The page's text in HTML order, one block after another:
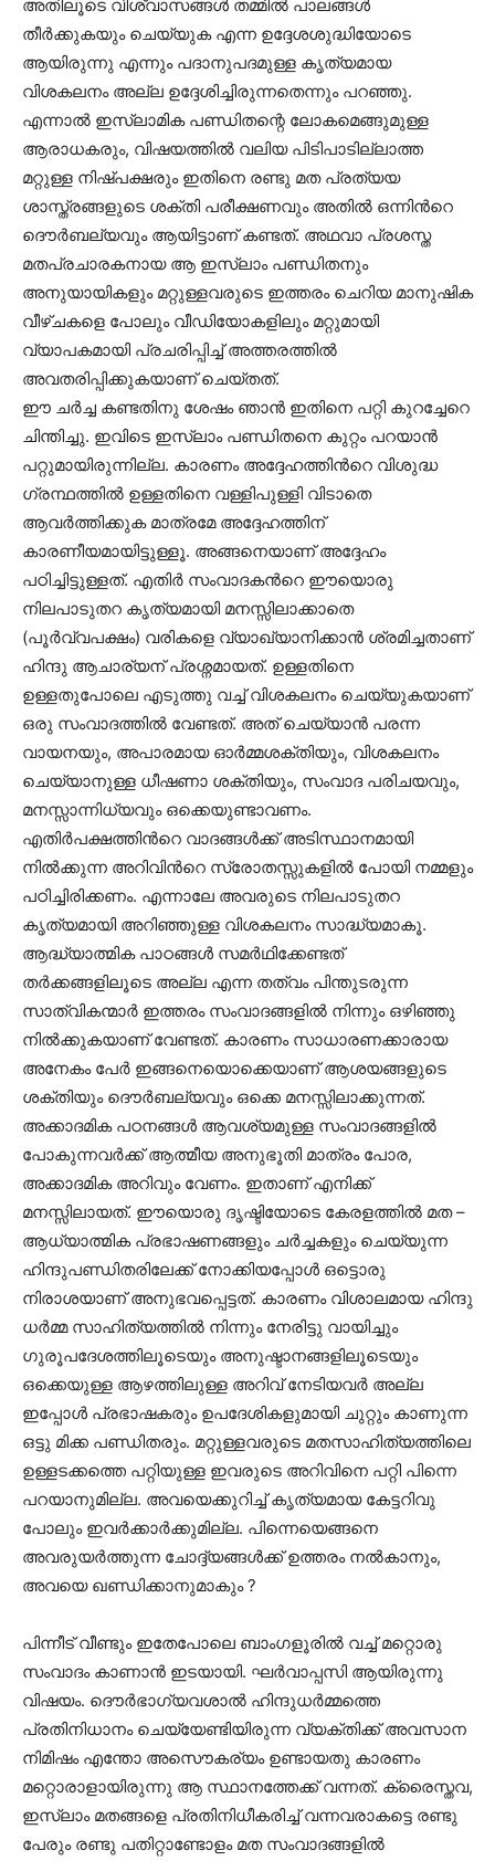
അതിലൂടെ വിശ്വാസങ്ങള്‍ തമ്മില്‍ പാലങ്ങള്‍
തീര്‍ക്കുകയും ചെയ്യുക എന്ന ഉദ്ദേശശുദ്ധിയോടെ
ആയിരുന്നു എന്നും പദാനുപദമുള്ള കൃത്യമായ
വിശകലനം അല്ല ഉദ്ദേശിച്ചിരുന്നതെന്നും പറഞ്ഞു.
എന്നാല്‍ ഇസ്ലാമിക പണ്ഡിതന്റെ ലോകമെങ്ങുമുള്ള
ആരാധകരും, വിഷയത്തില്‍ വലിയ പിടിപാടില്ലാത്ത
മറ്റുള്ള നിഷ്പക്ഷരും ഇതിനെ രണ്ടു മത പ്രത്യയ
ശാസ്ത്രങ്ങളുടെ ശക്തി പരീക്ഷണവും അതില്‍ ഒന്നിന്‍റെ
ദൌര്‍ബല്യവും ആയിട്ടാണ് കണ്ടത്. അഥവാ പ്രശസ്ത
മതപ്രചാരകനായ ആ ഇസ്ലാം പണ്ഡിതനും
അനുയായികളും മറ്റുള്ളവരുടെ ഇത്തരം ചെറിയ മാനുഷിക
വീഴ്ചകളെ പോലും വീഡിയോകളിലും മറ്റുമായി
വ്യാപകമായി പ്രചരിപ്പിച്ച് അത്തരത്തില്‍
അവതരിപ്പിക്കുകയാണ് ചെയ്തത്.
ഈ ചര്‍ച്ച കണ്ടതിനു ശേഷം ഞാന്‍ ഇതിനെ പറ്റി കുറച്ചേറെ
ചിന്തിച്ചു. ഇവിടെ ഇസ്ലാം പണ്ഡിതനെ കുറ്റം പറയാന്‍
പറ്റുമായിരുന്നില്ല. കാരണം അദ്ദേഹത്തിന്‍റെ വിശുദ്ധ
ഗ്രന്ഥത്തില്‍ ഉള്ളതിനെ വള്ളിപുള്ളി വിടാതെ
ആവര്‍ത്തിക്കുക മാത്രമേ അദ്ദേഹത്തിന്
കാരണീയമായിട്ടുള്ളൂ. അങ്ങനെയാണ് അദ്ദേഹം
പഠിച്ചിട്ടുള്ളത്. എതിര്‍ സംവാദകന്‍റെ ഈയൊരു
നിലപാടുതറ കൃത്യമായി മനസ്സിലാക്കാതെ
(പൂര്‍വ്വപക്ഷം) വരികളെ വ്യാഖ്യാനിക്കാന്‍ ശ്രമിച്ചതാണ്
ഹിന്ദു ആചാര്യന് പ്രശ്നമായത്. ഉള്ളതിനെ
ഉള്ളതുപോലെ എടുത്തു വച്ച് വിശകലനം ചെയ്യുകയാണ്
ഒരു സംവാദത്തില്‍ വേണ്ടത്. അത് ചെയ്യാന്‍ പരന്ന
വായനയും, അപാരമായ ഓര്‍മ്മശക്തിയും, വിശകലനം
ചെയ്യാനുള്ള ധീഷണാ ശക്തിയും, സംവാദ പരിചയവും,
മനസ്സാന്നിധ്യവും ഒക്കെയുണ്ടാവണം.
എതിര്‍പക്ഷത്തിന്‍റെ വാദങ്ങള്‍ക്ക് അടിസ്ഥാനമായി
നില്‍ക്കുന്ന അറിവിന്‍റെ സ്രോതസ്സുകളില്‍ പോയി നമ്മളും
പഠിച്ചിരിക്കണം. എന്നാലേ അവരുടെ നിലപാടുതറ
കൃത്യമായി അറിഞ്ഞുള്ള വിശകലനം സാദ്ധ്യമാകൂ.
ആദ്ധ്യാത്മിക പാഠങ്ങള്‍ സമര്‍ഥിക്കേണ്ടത്
തര്‍ക്കങ്ങളിലൂടെ അല്ല എന്ന തത്വം പിന്തുടരുന്ന
സാത്വികന്മാര്‍ ഇത്തരം സംവാദങ്ങളില്‍ നിന്നും ഒഴിഞ്ഞു
നില്‍ക്കുകയാണ് വേണ്ടത്. കാരണം സാധാരണക്കാരായ
അനേകം പേര്‍ ഇങ്ങനെയൊക്കെയാണ് ആശയങ്ങളുടെ
ശക്തിയും ദൌര്‍ബല്യവും ഒക്കെ മനസ്സിലാക്കുന്നത്.
അക്കാദമിക പഠനങ്ങള്‍ ആവശ്യമുള്ള സംവാദങ്ങളില്‍
പോകുന്നവര്‍ക്ക് ആത്മീയ അനുഭൂതി മാത്രം പോര,
അക്കാദമിക അറിവും വേണം. ഇതാണ് എനിക്ക്
മനസ്സിലായത്. ഈയൊരു ദൃഷ്ടിയോടെ കേരളത്തില്‍ മത –
ആധ്യാത്മിക പ്രഭാഷണങ്ങളും ചര്‍ച്ചകളും ചെയ്യുന്ന
ഹിന്ദുപണ്ഡിതരിലേക്ക് നോക്കിയപ്പോള്‍ ഒട്ടൊരു
നിരാശയാണ് അനുഭവപ്പെട്ടത്. കാരണം വിശാലമായ ഹിന്ദു
ധര്‍മ്മ സാഹിത്യത്തില്‍ നിന്നും നേരിട്ടു വായിച്ചും
ഗുരൂപദേശത്തിലൂടെയും അനുഷ്ടാനങ്ങളിലൂടെയും
ഒക്കെയുള്ള ആഴത്തിലുള്ള അറിവ് നേടിയവര്‍ അല്ല
ഇപ്പോള്‍ പ്രഭാഷകരും ഉപദേശികളുമായി ചുറ്റും കാണുന്ന
ഒട്ടു മിക്ക പണ്ഡിതരും. മറ്റുള്ളവരുടെ മതസാഹിത്യത്തിലെ
ഉള്ളടക്കത്തെ പറ്റിയുള്ള ഇവരുടെ അറിവിനെ പറ്റി പിന്നെ
പറയാനുമില്ല. അവയെക്കുറിച്ച് കൃത്യമായ കേട്ടറിവു
പോലും ഇവര്‍ക്കാര്‍ക്കുമില്ല. പിന്നെയെങ്ങനെ
അവരുയര്‍ത്തുന്ന ചോദ്ദ്യങ്ങള്‍ക്ക് ഉത്തരം നല്‍കാനും,
അവയെ ഖണ്ഡിക്കാനുമാകും ?
പിന്നീട് വീണ്ടും ഇതേപോലെ ബാംഗളൂരില്‍ വച്ച് മറ്റൊരു
സംവാദം കാണാന്‍ ഇടയായി. ഘര്‍വാപ്പസി ആയിരുന്നു
വിഷയം. ദൌര്‍ഭാഗ്യവശാല്‍ ഹിന്ദുധര്‍മ്മത്തെ
പ്രതിനിധാനം ചെയ്യേണ്ടിയിരുന്ന വ്യക്തിക്ക് അവസാന
നിമിഷം എന്തോ അസൌകര്യം ഉണ്ടായതു കാരണം
മറ്റൊരാളായിരുന്നു ആ സ്ഥാനത്തേക്ക് വന്നത്. ക്രൈസ്തവ,
ഇസ്ലാം മതങ്ങളെ പ്രതിനിധീകരിച്ച് വന്നവരാകട്ടെ രണ്ടു
പേരും രണ്ടു പതിറ്റാണ്ടോളം മത സംവാദങ്ങളില്‍